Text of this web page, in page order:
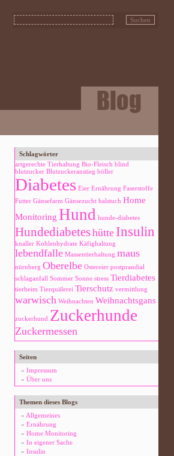
Schlagwörter
artgerechte Tierhaltung Bio-Fleisch blind
blutzucker Blutzuckeranstieg böller
Diabetes Eier Ernährung Faserstoffe
Futter Gänsefarm Gänsezucht halstuch Home
Monitoring Hund hunde-diabetes
Hundediabeteshütte Insulin
knaller Kohlenhydrate Käfighaltung
lebendfalle Massentierhaltung maus
nürnberg Oberelbe Ostereier postprandial
schlaganfall Sommer Sonne stress Tierdiabetes
tierheim Tierquälerei Tierschutz vermittlung
warwisch Weihnachten Weihnachtsgans
zuckerhund Zuckerhunde
Zuckermessen
Seiten
Impressum
Über uns
Themen dieses Blogs
Allgemeines
Ernährung
Home Monitoring
In eigener Sache
Insulin